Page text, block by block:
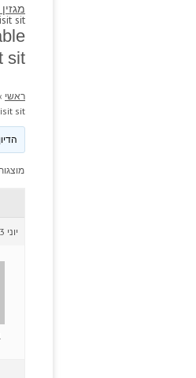
sit
sit
ראשי ›
sit
הדיון הזה מכיל
מוצגות 1 תגובות (מתוך 1
יוני 3, 2026 בשעה 3:46 pm